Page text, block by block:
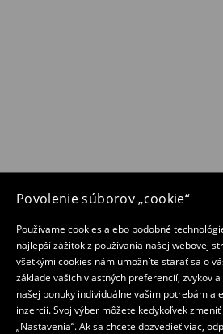
Povolenie súborov „cookie“
Používame cookies alebo podobné
najlepší zážitok z používania našej webovej
všetkými cookies nám umožníte starať sa o
základe vašich vlastných preferencií, zvykov
našej ponuky individuálne vašim potrebám
inzercii. Svoj výber môžete kedykoľvek
„Nastavenia“. Ak sa chcete dozvedieť viac,